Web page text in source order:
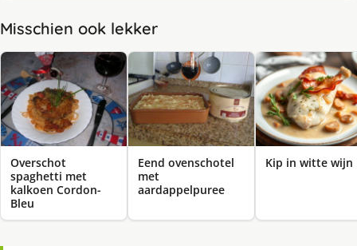
Misschien ook lekker
Overschot
spaghetti met
kalkoen Cordon-
Bleu
Eend ovenschotel
met
aardappelpuree
Kip in witte wijn